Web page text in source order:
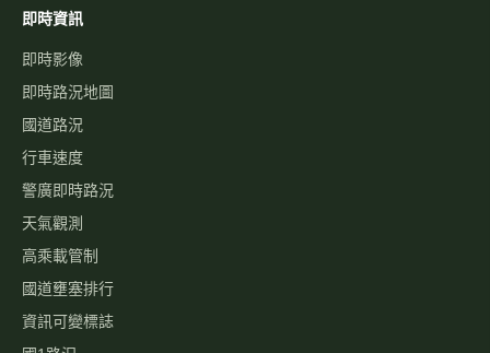
即時資訊
即時影像
即時路況地圖
國道路況
行車速度
警廣即時路況
天氣觀測
高乘載管制
國道壅塞排行
資訊可變標誌